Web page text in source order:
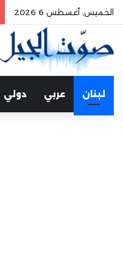
الخميس, أغسطس 6 2026
لبنان عربي دولي